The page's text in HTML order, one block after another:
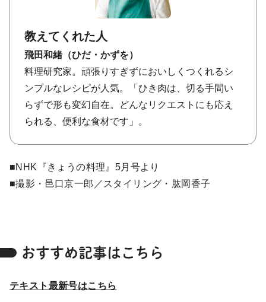
教えてくれた人
飛田和緒（ひだ・かずを）
料理研究家。頑張りすぎずにおいしくつくれるシ
ンプルなレシピが人気。「ひき肉は、切る手間い
らずで形も変幻自在。どんなリクエストにも応え
られる、便利な食材です」。
■NHK『きょうの料理』5月号より
■撮影・邑口京一郎／スタイリング・肱岡香子
おすすめ記事はこちら
テキスト最新号はこちら